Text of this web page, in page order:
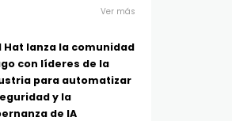
Ver más
Hat lanza la comunidad
con líderes de la
para automatizar
y la
de IA